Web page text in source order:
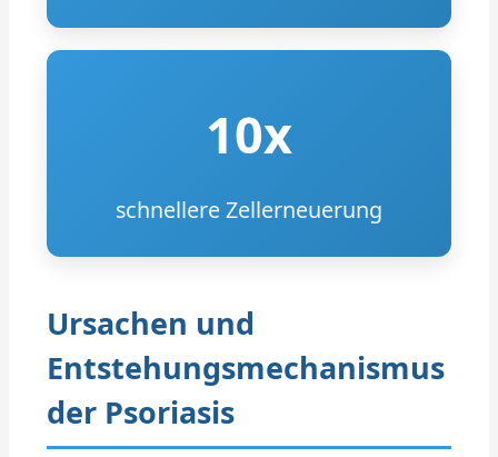
10x
schnellere Zellerneuerung
Ursachen und
Entstehungsmechanismus
der Psoriasis